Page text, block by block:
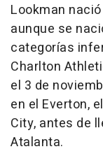
Lookman
aunque se
categorías
Charlton
el 3 de
en el Everton,
City, antes de
Atalanta.